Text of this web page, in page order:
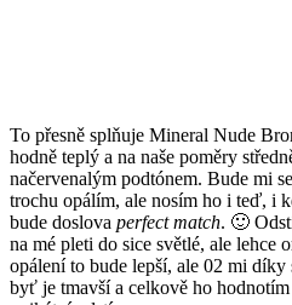
To přesně splňuje Mineral Nude
hodně teplý a na naše poměry
načervenalým podtónem. Bude mi
trochu opálím, ale nosím ho i teď, i
bude doslova perfect match. 🙂
na mé pleti do sice světlé, ale lehce
opálení to bude lepší, ale 02 mi
byť je tmavší a celkově ho